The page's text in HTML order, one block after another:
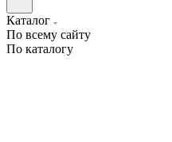
Каталог
По всему сайту
По каталогу